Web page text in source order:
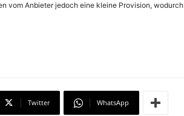
vom Anbieter jedoch eine kleine Provision, wodurch
Twitter WhatsApp